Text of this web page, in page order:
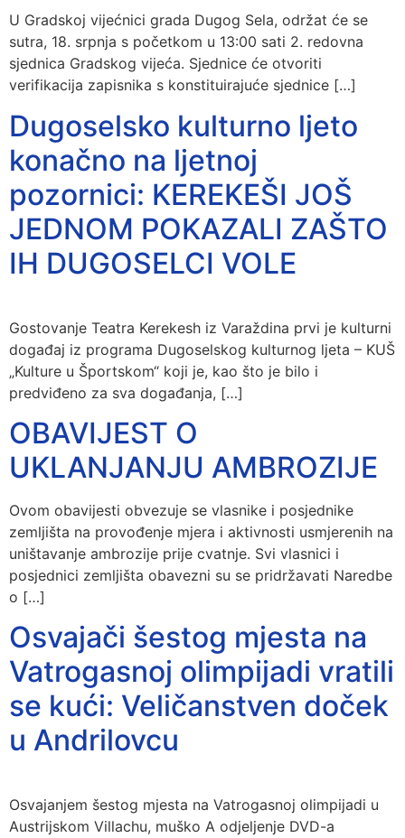
U Gradskoj vijećnici grada Dugog Sela, održat će se
sutra, 18. srpnja s početkom u 13:00 sati 2. redovna
sjednica Gradskog vijeća. Sjednice će otvoriti
verifikacija zapisnika s konstituirajuće sjednice […]
Dugoselsko kulturno ljeto
konačno na ljetnoj
pozornici: KEREKEŠI JOŠ
JEDNOM POKAZALI ZAŠTO
IH DUGOSELCI VOLE
Gostovanje Teatra Kerekesh iz Varaždina prvi je kulturni
događaj iz programa Dugoselskog kulturnog ljeta – KUŠ
„Kulture u Športskom“ koji je, kao što je bilo i
predviđeno za sva događanja, […]
OBAVIJEST O
UKLANJANJU AMBROZIJE
Ovom obavijesti obvezuje se vlasnike i posjednike
zemljišta na provođenje mjera i aktivnosti usmjerenih na
uništavanje ambrozije prije cvatnje. Svi vlasnici i
posjednici zemljišta obavezni su se pridržavati Naredbe
o […]
Osvajači šestog mjesta na
Vatrogasnoj olimpijadi vratili
se kući: Veličanstven doček
u Andrilovcu
Osvajanjem šestog mjesta na Vatrogasnoj olimpijadi u
Austrijskom Villachu, muško A odjeljenje DVD-a